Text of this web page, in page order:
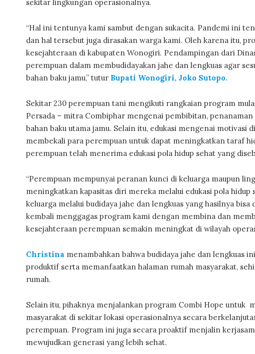
sekitar lingkungan operasionalnya.
“Hal ini tentunya kami sambut dengan sukacita. Pandemi ini
dan hal tersebut juga dirasakan warga kami. Oleh karena itu,
kesejahteraan di kabupaten Wonogiri. Pendampingan dari
perempuan dalam membudidayakan jahe dan lengkuas agar
bahan baku jamu,” tutur Bupati Wonogiri, Joko Sutopo.
Sekitar 230 perempuan tani mengikuti rangkaian program
Persada – mitra Combiphar mengenai pembibitan,
bahan baku utama jamu. Selain itu, edukasi mengenai motivasi
membekali para perempuan untuk dapat meningkatkan taraf
perempuan telah menerima edukasi pola hidup sehat yang
“Perempuan mempunyai peranan kunci di keluarga maupun
meningkatkan kapasitas diri mereka melalui edukasi pola
keluarga melalui budidaya jahe dan lengkuas yang hasilnya
kembali menggagas program kami dengan membina dan
kesejahteraan perempuan semakin meningkat di wilayah
Christina menambahkan bahwa budidaya jahe dan lengkuas
produktif serta memanfaatkan halaman rumah masyarakat,
rumah.
Selain itu, pihaknya menjalankan program Combi Hope untuk
masyarakat di sekitar lokasi operasionalnya secara
perempuan. Program ini juga secara proaktif menjalin
mewujudkan generasi yang lebih sehat.